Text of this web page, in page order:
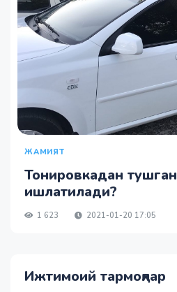
ЖАМИЯТ
Тонировкадан
ишлатилади?
1 623 2021-01-20 17:05
Ижтимоий тармоқлар